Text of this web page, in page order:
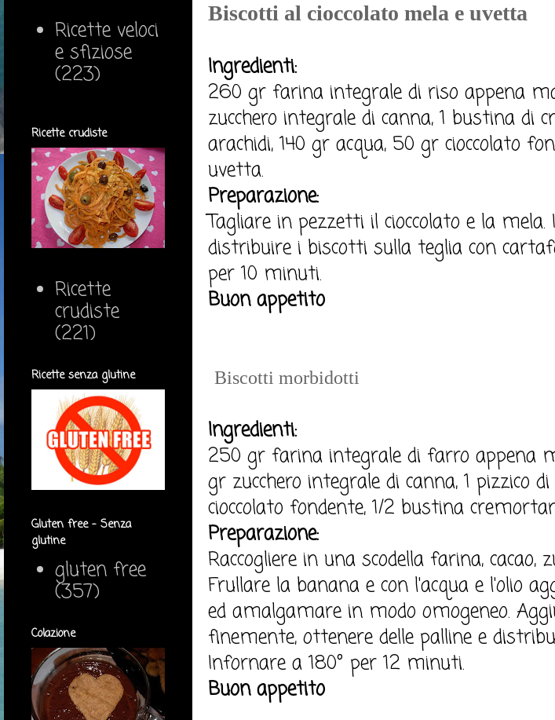
Biscotti al cioccolato mela e uvetta
Ingredienti:
260 gr farina integrale di riso appena
zucchero integrale di canna, 1 bustina di
arachidi, 140 gr acqua, 50 gr cioccolato
uvetta.
Preparazione:
Tagliare in pezzetti il cioccolato e la
distribuire i biscotti sulla teglia con
per 10 minuti.
Buon appetito
Biscotti morbidotti
Ingredienti:
250 gr farina integrale di farro appena
gr zucchero integrale di canna, 1 pizzico
cioccolato fondente, 1/2 bustina
Preparazione:
Raccogliere in una scodella farina, cacao,
Frullare la banana e con l'acqua e l'olio
ed amalgamare in modo omogeneo.
finemente, ottenere delle palline e
Infornare a 180° per 12 minuti.
Buon appetito
Ricette veloci
e sfiziose
(223)
Ricette crudiste
Ricette
crudiste
(221)
Ricette senza glutine
Gluten free - Senza
glutine
gluten free
(357)
Colazione